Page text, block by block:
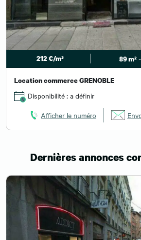
212 €/m² 89 m²
Location commerce GRENOBLE
Disponibilité : a définir
Afficher le numéro
Dernières annonces